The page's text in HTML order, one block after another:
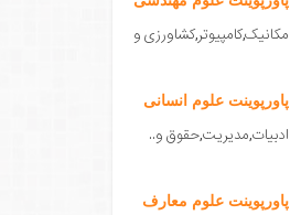
مکانیک,کامپیوتر,کشاورزی و
پاورپوینت علوم انسانی
ادبیات,مدیریت,حقوق و..
پاورپوینت علوم معارف